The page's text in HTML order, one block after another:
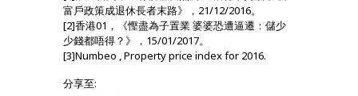
富戶政策成退休長者末路》，21/12/2016。
[2]香港01，《慳盡為子置業 婆婆恐遭逼遷：儲少
少錢都唔得？》，15/01/2017。
[3]Numbeo , Property price index for 2016.
分享至: